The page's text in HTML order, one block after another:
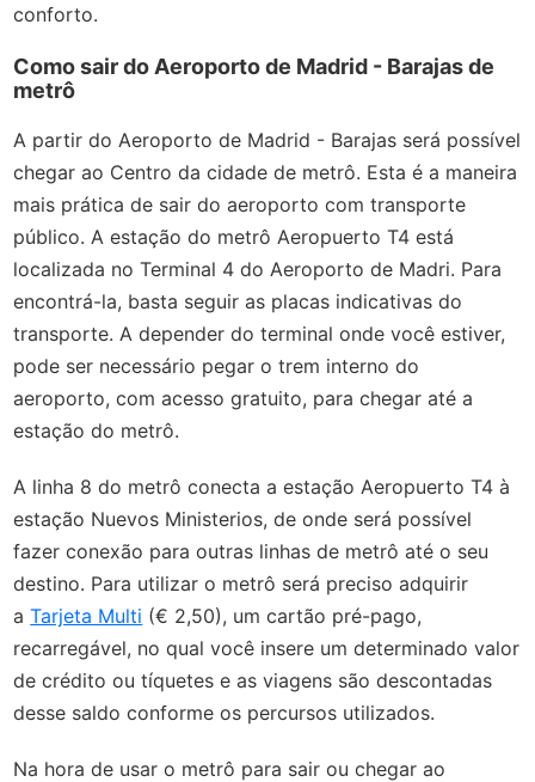
conforto.
Como sair do Aeroporto de Madrid - Barajas de
metrô
A partir do Aeroporto de Madrid - Barajas será possível
chegar ao Centro da cidade de metrô. Esta é a maneira
mais prática de sair do aeroporto com transporte
público. A estação do metrô Aeropuerto T4 está
localizada no Terminal 4 do Aeroporto de Madri. Para
encontrá-la, basta seguir as placas indicativas do
transporte. A depender do terminal onde você estiver,
pode ser necessário pegar o trem interno do
aeroporto, com acesso gratuito, para chegar até a
estação do metrô.
A linha 8 do metrô conecta a estação Aeropuerto T4 à
estação Nuevos Ministerios, de onde será possível
fazer conexão para outras linhas de metrô até o seu
destino. Para utilizar o metrô será preciso adquirir
aTarjeta Multi (€ 2,50), um cartão pré-pago,
recarregável, no qual você insere um determinado valor
de crédito ou tíquetes e as viagens são descontadas
desse saldo conforme os percursos utilizados.
Na hora de usar o metrô para sair ou chegar ao